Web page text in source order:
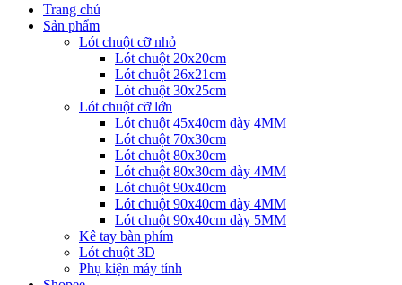
Trang chủ
Sản phẩm
Lót chuột cỡ nhỏ
Lót chuột 20x20cm
Lót chuột 26x21cm
Lót chuột 30x25cm
Lót chuột cỡ lớn
Lót chuột 45x40cm dày 4MM
Lót chuột 70x30cm
Lót chuột 80x30cm
Lót chuột 80x30cm dày 4MM
Lót chuột 90x40cm
Lót chuột 90x40cm dày 4MM
Lót chuột 90x40cm dày 5MM
Kê tay bàn phím
Lót chuột 3D
Phụ kiện máy tính